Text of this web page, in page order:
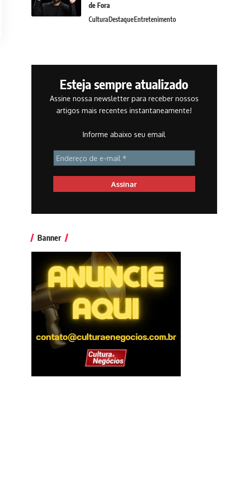
de Fora
CulturaDestaqueEntretenimento
Esteja sempre atualizado
Assine nossa newsletter para receber nossos
artigos mais recentes instantaneamente!
Informe abaixo seu email
Banner